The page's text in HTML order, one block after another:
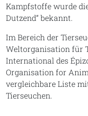
Kampfstoffe wurde
Dutzend“ bekannt.
Im Bereich der
Weltorganisation für
International des
Organisation for
vergleichbare Liste
Tierseuchen.